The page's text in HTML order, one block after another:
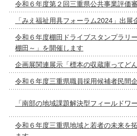
令和６年度第２回三重県公共事業評価
「みえ福祉用具フォーラム2024」出展
令和６年度棚田ドライブスタンプラリ
棚田～」を開催します
企画展関連展示「標本の収蔵庫ってど
令和６年度三重県職員採用候補者民間
「南部の地域課題解決型フィールドワ
令和６年度三重県地域と若者の未来を